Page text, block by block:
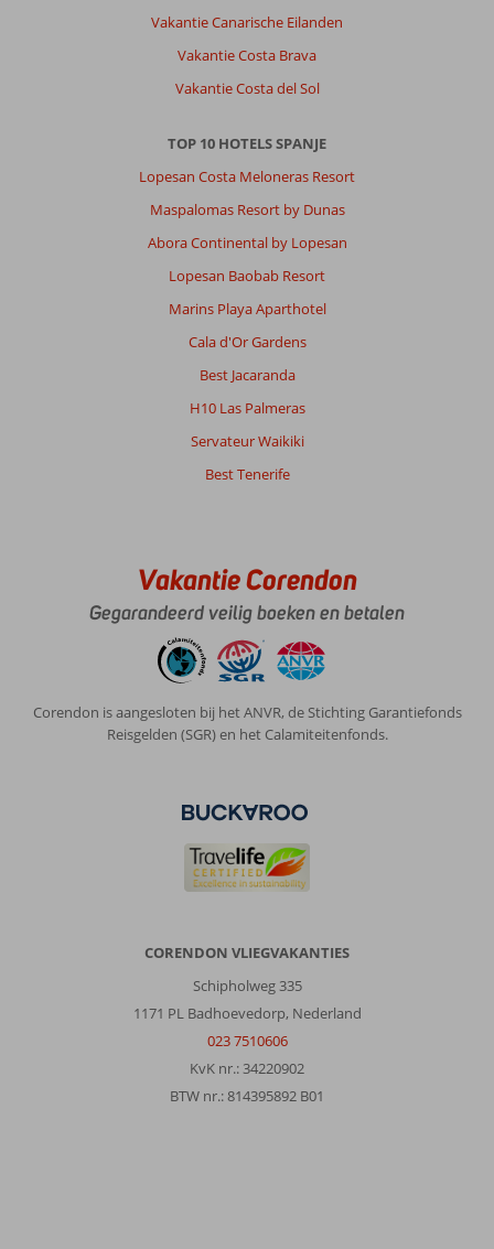
Vakantie Canarische Eilanden
Vakantie Costa Brava
Vakantie Costa del Sol
TOP 10 HOTELS SPANJE
Lopesan Costa Meloneras Resort
Maspalomas Resort by Dunas
Abora Continental by Lopesan
Lopesan Baobab Resort
Marins Playa Aparthotel
Cala d'Or Gardens
Best Jacaranda
H10 Las Palmeras
Servateur Waikiki
Best Tenerife
Vakantie Corendon
Gegarandeerd veilig boeken en betalen
Corendon is aangesloten bij het ANVR, de Stichting Garantiefonds
Reisgelden (SGR) en het Calamiteitenfonds.
CORENDON VLIEGVAKANTIES
Schipholweg 335
1171 PL Badhoevedorp, Nederland
023 7510606
KvK nr.: 34220902
BTW nr.: 814395892 B01